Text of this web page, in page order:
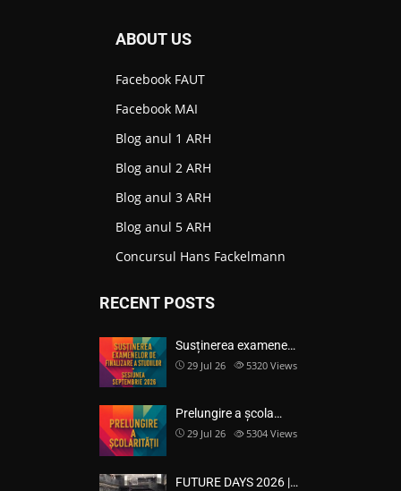
ABOUT US
Facebook FAUT
Facebook MAI
Blog anul 1 ARH
Blog anul 2 ARH
Blog anul 3 ARH
Blog anul 5 ARH
Concursul Hans Fackelmann
RECENT POSTS
Susținerea examene…
29 Jul 26 5320 Views
Prelungire a școla…
29 Jul 26 5304 Views
FUTURE DAYS 2026 |…